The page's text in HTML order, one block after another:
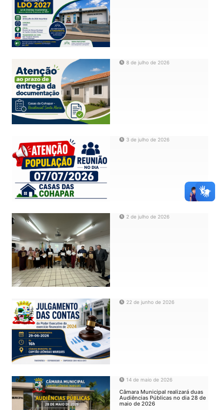
8 de julho de 2026
3 de julho de 2026
2 de julho de 2026
22 de junho de 2026
14 de maio de 2026
Câmara Municipal realizará duas
Audiências Públicas no dia 28 de
maio de 2026